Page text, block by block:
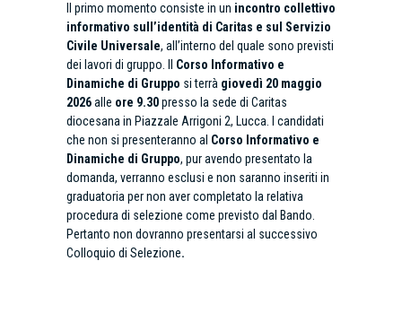
Il primo momento consiste in un incontro collettivo
informativo sull’identità di Caritas e sul Servizio
Civile Universale, all’interno del quale sono previsti
dei lavori di gruppo.
Corso Informativo e
Dinamiche di Gruppo si terrà giovedì 20 maggio
2026alle ore 9.30presso la sede di Caritas
diocesana in Piazzale Arrigoni 2, Lucca.
I candidati
che non si presenteranno al Corso Informativo e
Dinamiche di Gruppo, pur avendo presentato la
domanda, verranno esclusi e non saranno inseriti in
graduatoria per non aver completato la relativa
procedura di selezione come previsto dal Bando.
Pertanto non dovranno presentarsi al successivo
Colloquio di Selezione.